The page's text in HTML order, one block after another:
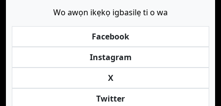
Wo awọn ikẹkọ igbasilẹ ti o wa
Facebook
Instagram
X
Twitter